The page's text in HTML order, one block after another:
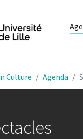
Culture Agenda